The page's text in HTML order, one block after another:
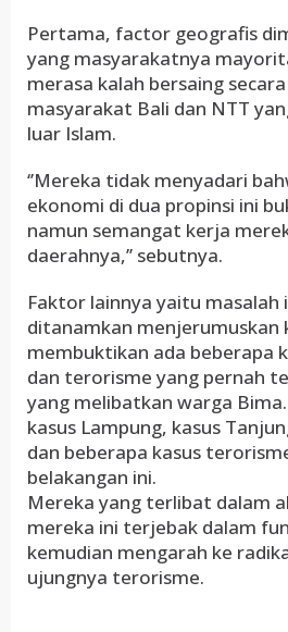
Pertama, factor geografis
yang masyarakatnya
merasa kalah bersaing
masyarakat Bali dan NTT
luar Islam.
‘’Mereka tidak menyadari
ekonomi di dua propinsi ini
namun semangat kerja
daerahnya,’’ sebutnya.
Faktor lainnya yaitu masalah
ditanamkan menjerumuskan
membuktikan ada beberapa
dan terorisme yang pernah
yang melibatkan warga
kasus Lampung, kasus
dan beberapa kasus
belakangan ini.
Mereka yang terlibat dalam
mereka ini terjebak dalam
kemudian mengarah ke
ujungnya terorisme.